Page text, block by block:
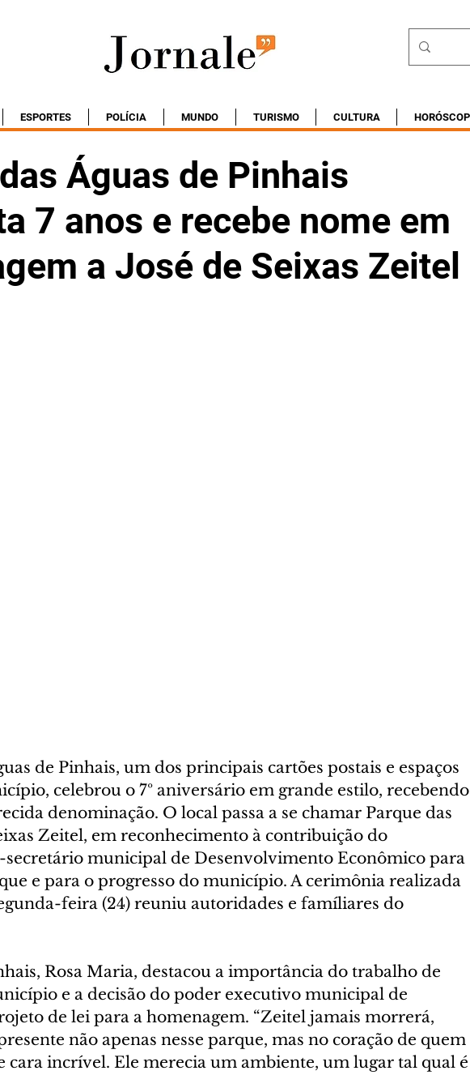
ESPORTES POLÍCIA MUNDO TURISMO CULTURA
Águas de Pinhais
7 anos e recebe nome em
a José de Seixas Zeitel
de Pinhais, um dos principais cartões postais e espaços
celebrou o 7º aniversário em grande estilo, recebendo
denominação. O local passa a se chamar Parque das
Zeitel, em reconhecimento à contribuição do
secretário municipal de Desenvolvimento Econômico para
e para o progresso do município. A cerimônia realizada
feira (24) reuniu autoridades e famíliares do
Rosa Maria, destacou a importância do trabalho de
e a decisão do poder executivo municipal de
de lei para a homenagem. “Zeitel jamais morrerá,
não apenas nesse parque, mas no coração de quem
cara incrível. Ele merecia um ambiente, um lugar tal qual é